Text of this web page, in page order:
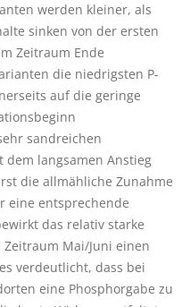
werden kleiner, als
sinken von der ersten
Zeitraum Ende
die niedrigsten P-
auf die geringe
sandreichen
langsamen Anstieg
die allmähliche Zunahme
eine entsprechende
das relativ starke
Mai/Juni einen
verdeutlicht, dass bei
eine Phosphorgabe zu